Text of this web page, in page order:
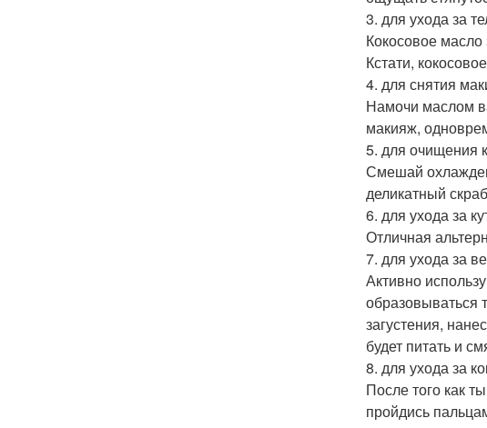
3. для ухода за
Кокосовое
Кстати,
4. для снятия
Намочи маслом
макияж,
5. для очищения
Смешай
деликатный
6. для ухода за
Отличная
7. для ухода за
Активно
образовываться
загустения,
будет питать и
8. для ухода за
После того как
пройдись